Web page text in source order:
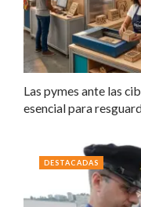
Las pymes ante las
esencial para
DESTACADAS